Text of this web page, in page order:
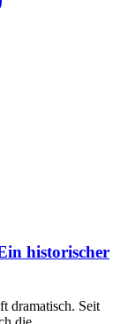
historischer
dramatisch. Seit